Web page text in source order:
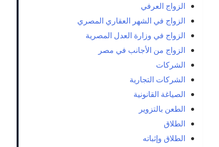
الزواج العرفي
الزواج في الشهر العقاري المصري
الزواج في وزارة العدل المصرية
الزواج من الأجانب في مصر
الشركات
الشركات التجارية
الصياغة القانونية
الطعن بالتزوير
الطلاق
الطلاق وإثباته